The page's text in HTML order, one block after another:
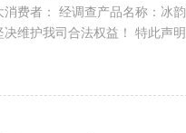
消费者： 经调查产品名称：冰
决维护我司合法权益！ 特此声明